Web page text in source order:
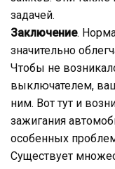
задачей.
Заключение.
значительно
Чтобы не
выключателем,
ним. Вот тут и
зажигания
особенных
Существует